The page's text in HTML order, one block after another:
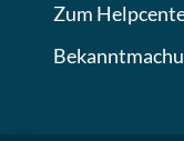
Zum